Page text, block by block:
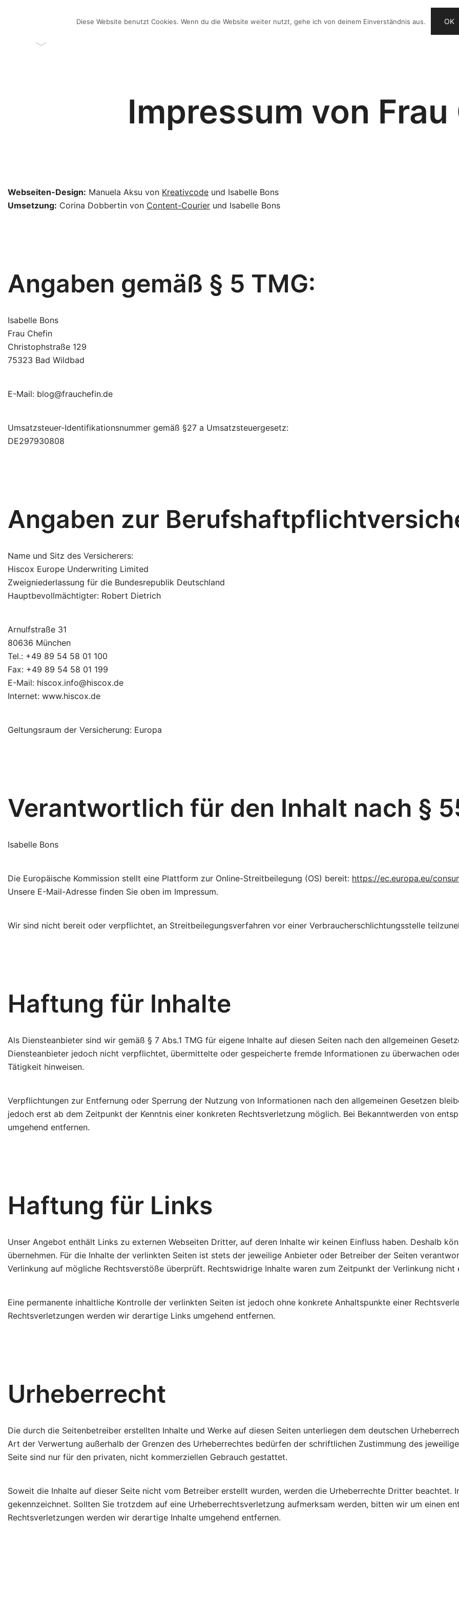
ÜBER MICH VIDEO-BLOG VIDEO-IDEEN CHECKLISTE ANGEBOTE
Impressum von
Webseiten-Design: Manuela Aksu von Kreativcode und Isabelle Bons
Umsetzung: Corina Dobbertin von Content-Courier und Isabelle Bons
Angaben gemäß § 5 TMG:
Isabelle Bons
Frau Chefin
Christophstraße 129
75323 Bad Wildbad
E-Mail: blog@frauchefin.de
Umsatzsteuer-Identifikationsnummer gemäß §27 a Umsatzsteuergesetz:
DE297930808
Angaben zur
Name und Sitz des Versicherers:
Hiscox Europe Underwriting Limited
Zweigniederlassung für die Bundesrepublik Deutschland
Hauptbevollmächtigter: Robert Dietrich
Arnulfstraße 31
80636 München
Tel.: +49 89 54 58 01 100
Fax: +49 89 54 58 01 199
E-Mail: hiscox.info@hiscox.de
Internet: www.hiscox.de
Geltungsraum der Versicherung: Europa
Verantwortlich für den Inhalt nach §
Isabelle Bons
Die Europäische Kommission stellt eine Plattform zur Online-Streitbeilegung (OS) bereit: https://ec.europa.eu/
Unsere E-Mail-Adresse finden Sie oben im Impressum.
Wir sind nicht bereit oder verpflichtet, an Streitbeilegungsverfahren vor einer Verbraucherschlichtungsstelle
Haftung für Inhalte
Als Diensteanbieter sind wir gemäß § 7 Abs.1 TMG für eigene Inhalte auf diesen Seiten nach den allgemeinen
Diensteanbieter jedoch nicht verpflichtet, übermittelte oder gespeicherte fremde Informationen zu überwachen
Tätigkeit hinweisen.
Verpflichtungen zur Entfernung oder Sperrung der Nutzung von Informationen nach den allgemeinen Gesetzen
jedoch erst ab dem Zeitpunkt der Kenntnis einer konkreten Rechtsverletzung möglich. Bei Bekanntwerden von
umgehend entfernen.
Haftung für Links
Unser Angebot enthält Links zu externen Webseiten Dritter, auf deren Inhalte wir keinen Einfluss haben. Deshalb
übernehmen. Für die Inhalte der verlinkten Seiten ist stets der jeweilige Anbieter oder Betreiber der Seiten
Verlinkung auf mögliche Rechtsverstöße überprüft. Rechtswidrige Inhalte waren zum Zeitpunkt der Verlinkung nicht
Eine permanente inhaltliche Kontrolle der verlinkten Seiten ist jedoch ohne konkrete Anhaltspunkte einer
Rechtsverletzungen werden wir derartige Links umgehend entfernen.
Urheberrecht
Die durch die Seitenbetreiber erstellten Inhalte und Werke auf diesen Seiten unterliegen dem deutschen
Art der Verwertung außerhalb der Grenzen des Urheberrechtes bedürfen der schriftlichen Zustimmung des
Seite sind nur für den privaten, nicht kommerziellen Gebrauch gestattet.
Soweit die Inhalte auf dieser Seite nicht vom Betreiber erstellt wurden, werden die Urheberrechte Dritter beachtet.
gekennzeichnet. Sollten Sie trotzdem auf eine Urheberrechtsverletzung aufmerksam werden, bitten wir um einen
Rechtsverletzungen werden wir derartige Inhalte umgehend entfernen.
Diese Website benutzt Cookies. Wenn du die Website weiter nutzt, gehe ich von deinem Einverständnis aus. OK